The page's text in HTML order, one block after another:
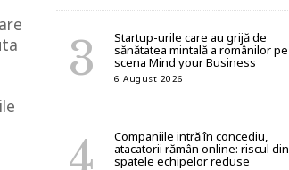
Startup-urile care au grijă de
sănătatea mintală a românilor pe
scena Mind your Business
6 August 2026
Companiile intră în concediu,
atacatorii rămân online: riscul din
spatele echipelor reduse